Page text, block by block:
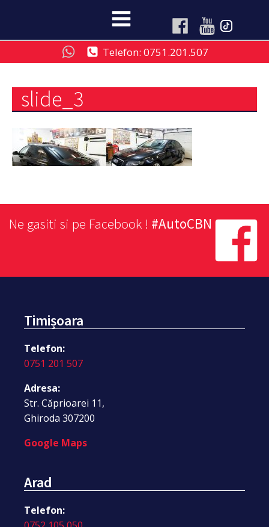
Telefon: 0751.201.507
slide_3
Ne gasiti si pe Facebook ! #AutoCBN
Timișoara
Telefon:
0751 201 507
Adresa:
Str. Căprioarei 11,
Ghiroda 307200
Google Maps
Arad
Telefon: